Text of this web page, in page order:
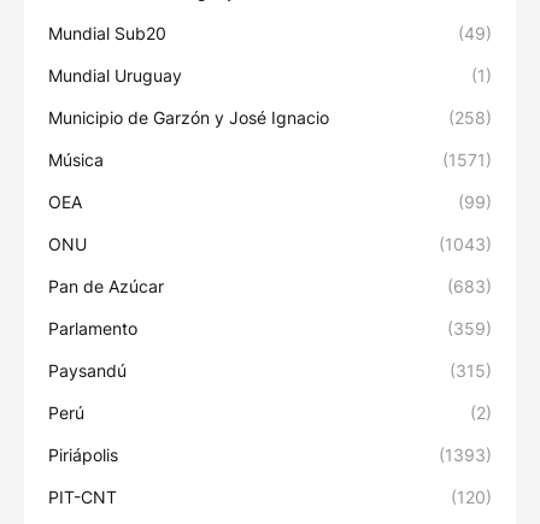
Mundial Sub20 (49)
Mundial Uruguay (1)
Municipio de Garzón y José Ignacio (258)
Música (1571)
OEA (99)
ONU (1043)
Pan de Azúcar (683)
Parlamento (359)
Paysandú (315)
Perú (2)
Piriápolis (1393)
PIT-CNT (120)